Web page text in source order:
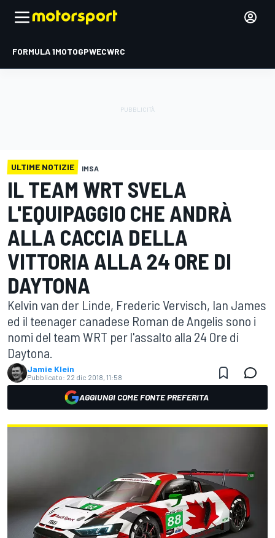
FORMULA 1MOTOGPWECWRC
ULTIME NOTIZIE IMSA
IL TEAM WRT SVELA
L'EQUIPAGGIO CHE ANDRÀ
ALLA CACCIA DELLA
VITTORIA ALLA 24 ORE DI
DAYTONA
Kelvin van der Linde, Frederic Vervisch, Ian James
ed il teenager canadese Roman de Angelis sono i
nomi del team WRT per l'assalto alla 24 Ore di
Daytona.
Jamie Klein
Pubblicato: 22 dic 2018, 11:58
AGGIUNGI COME FONTE PREFERITA